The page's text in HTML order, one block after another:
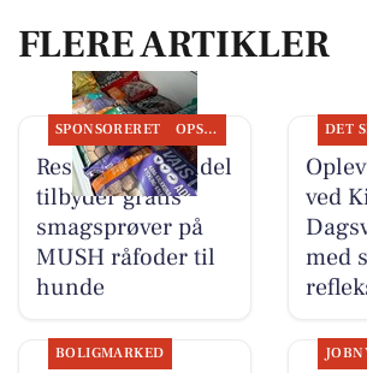
FLERE ARTIKLER
SPONSORERET OPSLAGSTAVLEN
Resen Landhandel
tilbyder gratis
smagsprøver på
MUSH råfoder til
hunde
DET
ved
med
BOLIGMARKED